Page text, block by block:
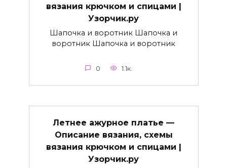
вязания крючком и спицами |
Узорчик.ру
Шапочка и воротник Шапочка и
воротник Шапочка и воротник
0 1.1к.
Летнее ажурное платье —
Описание вязания, схемы
вязания крючком и спицами |
Узорчик.ру